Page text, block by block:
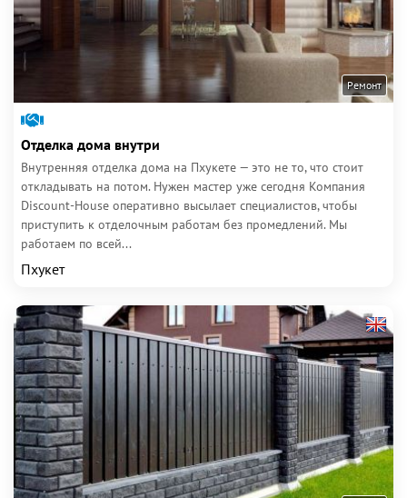
Ремонт
Отделка дома внутри
Внутренняя отделка дома на Пхукете — это не то, что стоит
откладывать на потом. Нужен мастер уже сегодня Компания
Discount-House оперативно высылает специалистов, чтобы
приступить к отделочным работам без промедлений. Мы
работаем по всей...
Пхукет